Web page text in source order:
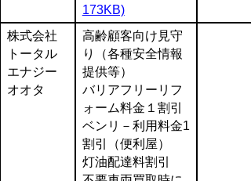
173KB)
株式会社
トータル
エナジー
オオタ
高齢顧客向け見守
り（各種安全情報
提供等）
バリアフリーリフ
ォーム料金１割引
ベンリ－利用料金1
割引（便利屋）
灯油配達料割引